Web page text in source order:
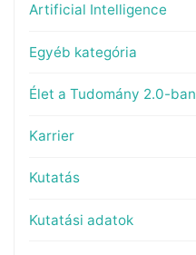
Artificial Intelligence
Egyéb kategória
Élet a Tudomány 2.0-ban
Karrier
Kutatás
Kutatási adatok